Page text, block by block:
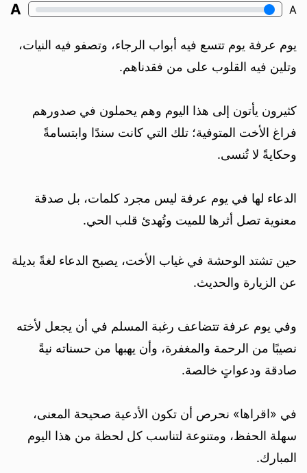
A
A
يوم عرفة يوم تتسع فيه أبواب الرجاء، وتصفو فيه النيات،
وتلين فيه القلوب على من فقدناهم.
كثيرون يأتون إلى هذا اليوم وهم يحملون في صدورهم
فراغ الأخت المتوفية؛ تلك التي كانت سندًا وابتسامةً
وحكايةً لا تُنسى.
الدعاء لها في يوم عرفة ليس مجرد كلمات، بل صدقة
معنوية تصل أثرها للميت وتُهدئ قلب الحي.
حين تشتد الوحشة في غياب الأخت، يصبح الدعاء لغةً بديلة
عن الزيارة والحديث.
وفي يوم عرفة تتضاعف رغبة المسلم في أن يجعل لأخته
نصيبًا من الرحمة والمغفرة، وأن يهبها من حسناته نيةً
صادقة ودعواتٍ خالصة.
في «اقراها» نحرص أن تكون الأدعية صحيحة المعنى،
سهلة الحفظ، ومتنوعة لتناسب كل لحظة من هذا اليوم
المبارك.